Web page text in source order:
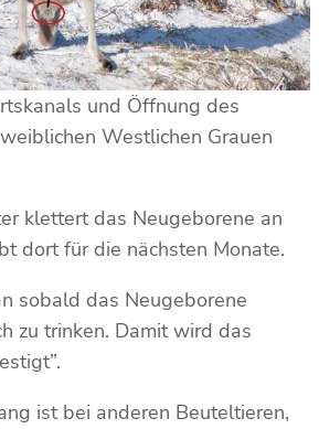
und Öffnung des
Westlichen Grauen
klettert das Neugeborene an
dort für die nächsten Monate.
sobald das Neugeborene
zu trinken. Damit wird das
ist bei anderen Beuteltieren,